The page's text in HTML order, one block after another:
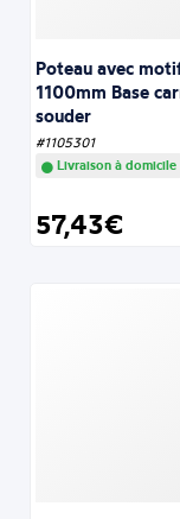
Poteau avec
1100mm Base
souder
#1105301
Livraison à domicile
57,43€